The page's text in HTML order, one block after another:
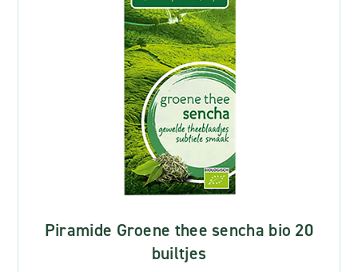
Piramide Groene thee sencha bio 20
builtjes